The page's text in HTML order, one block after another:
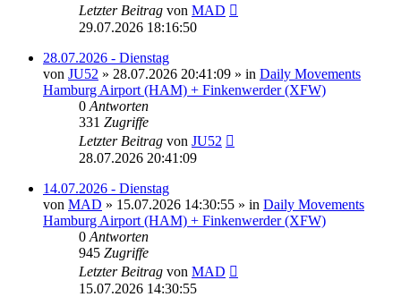
Letzter Beitrag von MAD
29.07.2026 18:16:50
28.07.2026 - Dienstag
von JU52 » 28.07.2026 20:41:09 » in Daily Movements
Hamburg Airport (HAM) + Finkenwerder (XFW)
0 Antworten
331 Zugriffe
Letzter Beitrag von JU52
28.07.2026 20:41:09
14.07.2026 - Dienstag
von MAD » 15.07.2026 14:30:55 » in Daily Movements
Hamburg Airport (HAM) + Finkenwerder (XFW)
0 Antworten
945 Zugriffe
Letzter Beitrag von MAD
15.07.2026 14:30:55